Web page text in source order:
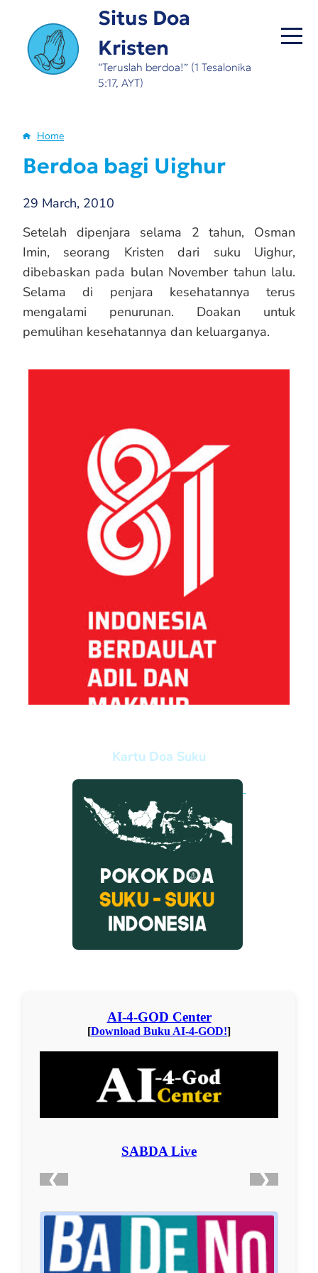
main
content
Situs Doa
Kristen
“Teruslah berdoa!” (1 Tesalonika
5:17, AYT)
Breadcrumb
Home
Berdoa bagi Uighur
29 March, 2010
Setelah dipenjara selama 2 tahun, Osman
Imin, seorang Kristen dari suku Uighur,
dibebaskan pada bulan November tahun lalu.
Selama di penjara kesehatannya terus
mengalami penurunan. Doakan untuk
pemulihan kesehatannya dan keluarganya.
Kartu Doa Suku